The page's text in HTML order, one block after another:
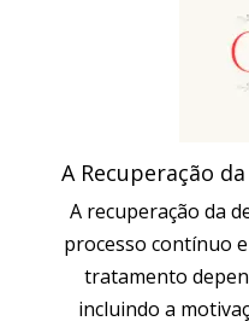
A Recuperação
A recuperação da
processo contínuo
tratamento
incluindo a